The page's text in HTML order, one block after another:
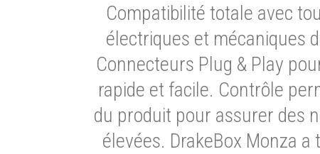
Compatibilité totale avec
électriques et mécaniques
Connecteurs Plug & Play
rapide et facile. Contrôle
du produit pour assurer des
élevées. DrakeBox Monza